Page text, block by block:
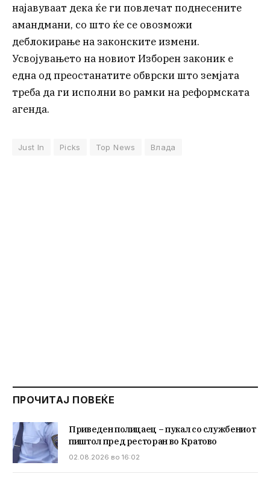
најавуваат дека ќе ги повлечат поднесените
амандмани, со што ќе се овозможи
деблокирање на законските измени.
Усвојувањето на новиот Изборен законик е
една од преостанатите обврски што земјата
треба да ги исполни во рамки на реформската
агенда.
Just In Picks Top News Влада
ПРОЧИТАЈ ПОВЕЌЕ
Приведен полицаец – пукал со службениот
пиштол пред ресторан во Кратово
02.08.2026 во 16:02